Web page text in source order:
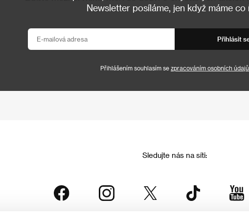
Newsletter posíláme, jen když máme co
Přihlásit
Přihlášením souhlasím se zpracováním osobních údajů
Sledujte nás na síti: